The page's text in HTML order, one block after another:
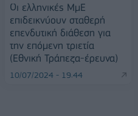
Οι ελληνικές ΜμΕ
επιδεικνύουν σταθερή
επενδυτική διάθεση για
την επόμενη τριετία
(Εθνική Τράπεζα-έρευνα)
10/07/2024 - 19:44